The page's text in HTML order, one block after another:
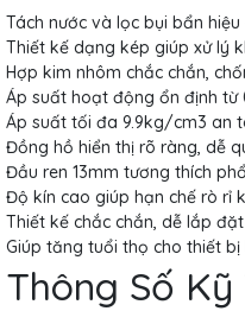
Tách nước và lọc bụi bẩn
Thiết kế dạng kép giúp xử lý
Hợp kim nhôm chắc chắn,
Áp suất hoạt động ổn định từ
Áp suất tối đa 9.9kg/cm3 an
Đồng hồ hiển thị rõ ràng, dễ
Đầu ren 13mm tương thích
Độ kín cao giúp hạn chế rò rỉ
Thiết kế chắc chắn, dễ lắp
Giúp tăng tuổi thọ cho thiết bị
Thông Số